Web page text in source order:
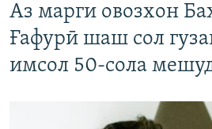
Аз марги овозхон
Ғафурӣ шаш сол
имсол 50-сола